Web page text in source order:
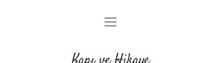
Anasayfa
menüyü